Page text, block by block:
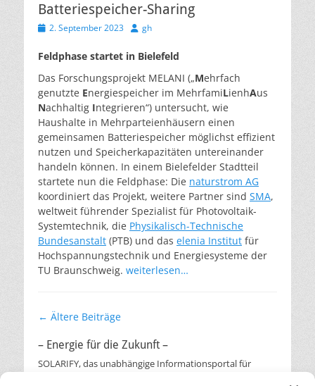
Batteriespeicher-Sharing
Veröffentlicht
2. September 2023 Autor
gh
Feldphase startet in Bielefeld
Das Forschungsprojekt MELANI („Mehrfach
genutzte Energiespeicher im MehrfamiLienhAus
Nachhaltig Integrieren“) untersucht, wie
Haushalte in Mehrparteienhäusern einen
gemeinsamen Batteriespeicher möglichst effizient
nutzen und Speicherkapazitäten untereinander
handeln können. In einem Bielefelder Stadtteil
startete nun die Feldphase: Die naturstrom AG
koordiniert das Projekt, weitere Partner sind SMA,
weltweit führender Spezialist für Photovoltaik-
Systemtechnik, die Physikalisch-Technische
Bundesanstalt (PTB) und das elenia Institut für
Hochspannungstechnik und Energiesysteme der
TU Braunschweig. weiterlesen…
Beitragsnavigation
← Ältere Beiträge
– Energie für die Zukunft –
SOLARIFY, das unabhängige Informationsportal für